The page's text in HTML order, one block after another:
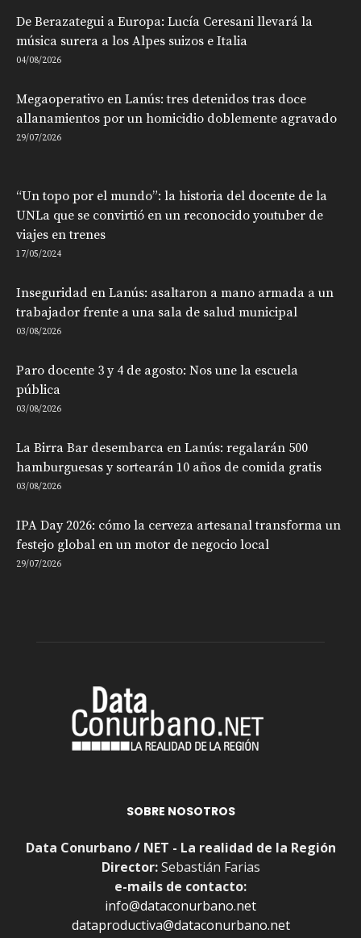
De Berazategui a Europa: Lucía Ceresani llevará la
música surera a los Alpes suizos e Italia
04/08/2026
Megaoperativo en Lanús: tres detenidos tras doce
allanamientos por un homicidio doblemente agravado
29/07/2026
“Un topo por el mundo”: la historia del docente de la
UNLa que se convirtió en un reconocido youtuber de
viajes en trenes
17/05/2024
Inseguridad en Lanús: asaltaron a mano armada a un
trabajador frente a una sala de salud municipal
03/08/2026
Paro docente 3 y 4 de agosto: Nos une la escuela
pública
03/08/2026
La Birra Bar desembarca en Lanús: regalarán 500
hamburguesas y sortearán 10 años de comida gratis
03/08/2026
IPA Day 2026: cómo la cerveza artesanal transforma un
festejo global en un motor de negocio local
29/07/2026
SOBRE NOSOTROS
Data Conurbano / NET - La realidad de la Región
Director:Sebastián Farias
e-mails de contacto:
info@dataconurbano.net
dataproductiva@dataconurbano.net